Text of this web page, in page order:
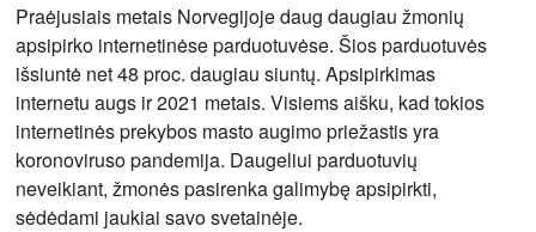
Praėjusiais metais Norvegijoje daug daugiau žmonių
apsipirko internetinėse parduotuvėse. Šios parduotuvės
išsiuntė net 48 proc. daugiau siuntų. Apsipirkimas
internetu augs ir 2021 metais. Visiems aišku, kad tokios
internetinės prekybos masto augimo priežastis yra
koronoviruso pandemija. Daugeliui parduotuvių
neveikiant, žmonės pasirenka galimybę apsipirkti,
sėdėdami jaukiai savo svetainėje.